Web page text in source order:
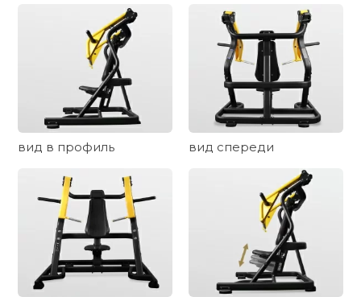
Медболы
Пояса
вид в профиль вид спереди